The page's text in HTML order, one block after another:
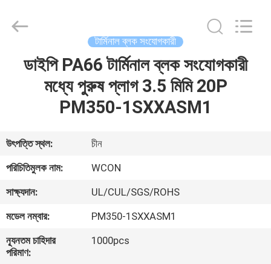
আমাদের
সম্পর্কে
কারখানা
ভ্রমণ
টার্মিনাল ব্লক সংযোগকারী
ডাইপি PA66 টার্মিনাল ব্লক সংযোগকারী
মধ্যে পুরুষ প্লাগ 3.5 মিমি 20P
PM350-1SXXASM1
উৎপত্তি স্থল:
চীন
পরিচিতিমুলক নাম:
WCON
সাক্ষ্যদান:
UL/CUL/SGS/ROHS
মডেল নম্বার:
PM350-1SXXASM1
ন্যূনতম চাহিদার
পরিমাণ:
1000pcs